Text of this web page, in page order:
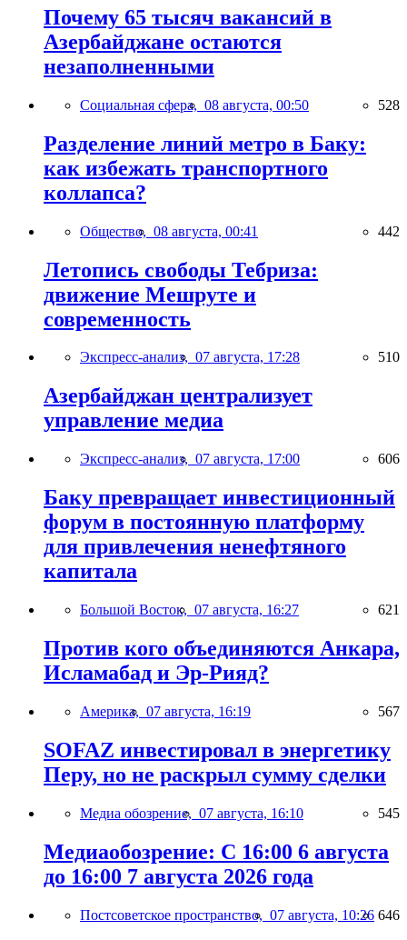
Почему 65 тысяч вакансий в
Азербайджане остаются
незаполненными
Социальная сфера, 08 августа, 00:50 528
Разделение линий метро в Баку:
как избежать транспортного
коллапса?
Общество, 08 августа, 00:41 442
Летопись свободы Тебриза:
движение Мешруте и
современность
Экспресс-анализ, 07 августа, 17:28 510
Азербайджан централизует
управление медиа
Экспресс-анализ, 07 августа, 17:00 606
Баку превращает инвестиционный
форум в постоянную платформу
для привлечения ненефтяного
капитала
Большой Восток, 07 августа, 16:27 621
Против кого объединяются Анкара,
Исламабад и Эр-Рияд?
Америка, 07 августа, 16:19 567
SOFAZ инвестировал в энергетику
Перу, но не раскрыл сумму сделки
Медиа обозрение, 07 августа, 16:10 545
Медиаобозрение: С 16:00 6 августа
до 16:00 7 августа 2026 года
Постсоветское пространство, 07 августа, 10:26 646